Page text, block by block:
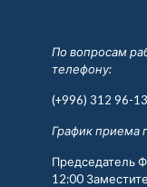
По вопросам
телефону:
(+996) 312 96-
График приема
Председатель
12:00